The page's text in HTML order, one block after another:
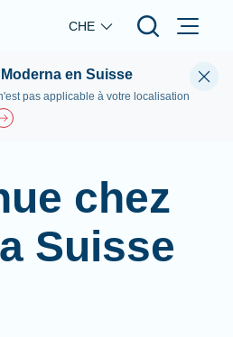
Skip to main content
CHE
en Suisse
pas applicable à votre localisation
chez
Suisse